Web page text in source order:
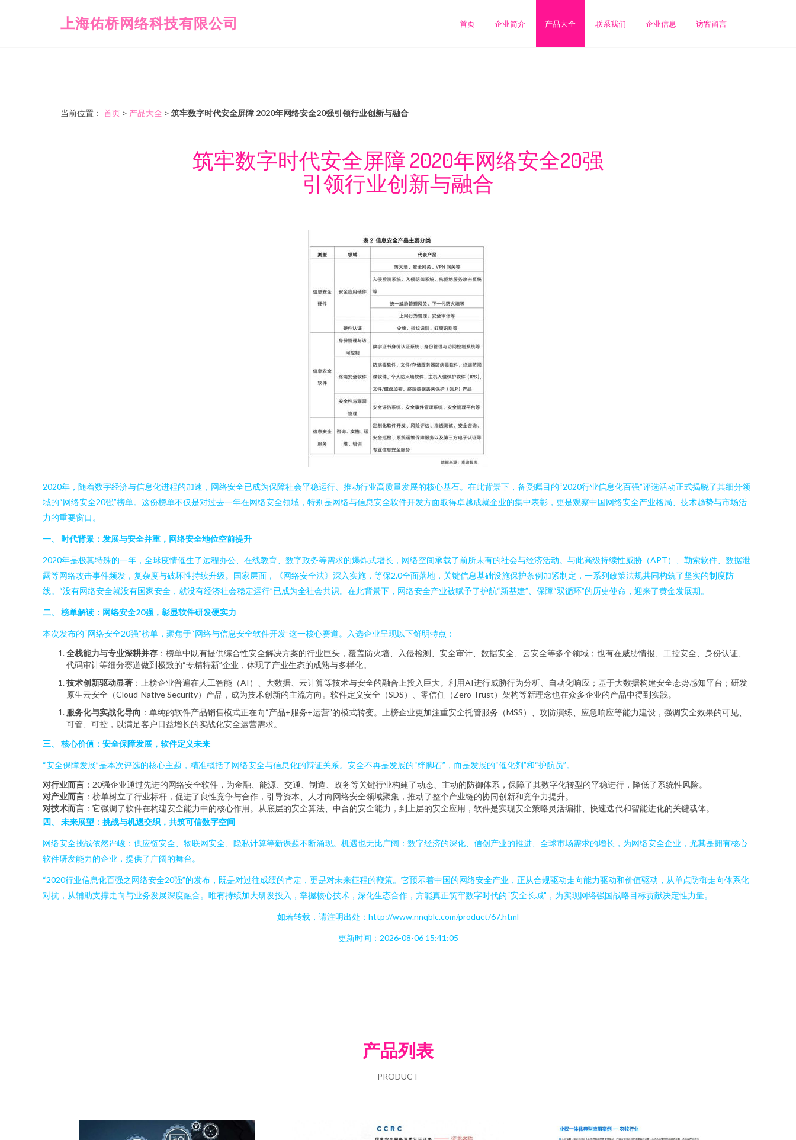
上海佑桥网络科技有限公司 首页 企业简介 产品大全 联系我们 企业信息 访客留言
当前位置： 首页 > 产品大全 > 筑牢数字时代安全屏障 2020年网络安全20强引领行业创新与融合
筑牢数字时代安全屏障 2020年网络安全20强
引领行业创新与融合
2020年，随着数字经济与信息化进程的加速，网络安全已成为保障社会平稳运行、推动行业高质量发展的核心基石。在此背景下，备受瞩目的“2020行业信息化百强”评选活动正式揭晓了其细分领
域的“网络安全20强”榜单。这份榜单不仅是对过去一年在网络安全领域，特别是网络与信息安全软件开发方面取得卓越成就企业的集中表彰，更是观察中国网络安全产业格局、技术趋势与市场活
力的重要窗口。
一、 时代背景：发展与安全并重，网络安全地位空前提升
2020年是极其特殊的一年，全球疫情催生了远程办公、在线教育、数字政务等需求的爆炸式增长，网络空间承载了前所未有的社会与经济活动。与此高级持续性威胁（APT）、勒索软件、数据泄
露等网络攻击事件频发，复杂度与破坏性持续升级。国家层面，《网络安全法》深入实施，等保2.0全面落地，关键信息基础设施保护条例加紧制定，一系列政策法规共同构筑了坚实的制度防
线。“没有网络安全就没有国家安全，就没有经济社会稳定运行”已成为全社会共识。在此背景下，网络安全产业被赋予了护航“新基建”、保障“双循环”的历史使命，迎来了黄金发展期。
二、 榜单解读：网络安全20强，彰显软件研发硬实力
本次发布的“网络安全20强”榜单，聚焦于“网络与信息安全软件开发”这一核心赛道。入选企业呈现以下鲜明特点：
全栈能力与专业深耕并存 ：榜单中既有提供综合性安全解决方案的行业巨头，覆盖防火墙、入侵检测、安全审计、数据安全、云安全等多个领域；也有在威胁情报、工控安全、身份认证、
代码审计等细分赛道做到极致的“专精特新”企业，体现了产业生态的成熟与多样化。
技术创新驱动显著 ：上榜企业普遍在人工智能（AI）、大数据、云计算等技术与安全的融合上投入巨大。利用AI进行威胁行为分析、自动化响应；基于大数据构建安全态势感知平台；研发
原生云安全（Cloud-Native Security）产品，成为技术创新的主流方向。软件定义安全（SDS）、零信任（Zero Trust）架构等新理念也在众多企业的产品中得到实践。
服务化与实战化导向 ：单纯的软件产品销售模式正在向“产品+服务+运营”的模式转变。上榜企业更加注重安全托管服务（MSS）、攻防演练、应急响应等能力建设，强调安全效果的可见、
可管、可控，以满足客户日益增长的实战化安全运营需求。
三、 核心价值：安全保障发展，软件定义未来
“安全保障发展”是本次评选的核心主题，精准概括了网络安全与信息化的辩证关系。安全不再是发展的“绊脚石”，而是发展的“催化剂”和“护航员”。
对行业而言 ：20强企业通过先进的网络安全软件，为金融、能源、交通、制造、政务等关键行业构建了动态、主动的防御体系，保障了其数字化转型的平稳进行，降低了系统性风险。
对产业而言 ：榜单树立了行业标杆，促进了良性竞争与合作，引导资本、人才向网络安全领域聚集，推动了整个产业链的协同创新和竞争力提升。
对技术而言 ：它强调了软件在构建安全能力中的核心作用。从底层的安全算法、中台的安全能力，到上层的安全应用，软件是实现安全策略灵活编排、快速迭代和智能进化的关键载体。
四、 未来展望：挑战与机遇交织，共筑可信数字空间
网络安全挑战依然严峻：供应链安全、物联网安全、隐私计算等新课题不断涌现。机遇也无比广阔：数字经济的深化、信创产业的推进、全球市场需求的增长，为网络安全企业，尤其是拥有核心
软件研发能力的企业，提供了广阔的舞台。
“2020行业信息化百强之网络安全20强”的发布，既是对过往成绩的肯定，更是对未来征程的鞭策。它预示着中国的网络安全产业，正从合规驱动走向能力驱动和价值驱动，从单点防御走向体系化
对抗，从辅助支撑走向与业务发展深度融合。唯有持续加大研发投入，掌握核心技术，深化生态合作，方能真正筑牢数字时代的“安全长城”，为实现网络强国战略目标贡献决定性力量。
如若转载，请注明出处：http://www.nnqblc.com/product/67.html
更新时间：2026-08-06 15:41:05
产品列表
PRODUCT